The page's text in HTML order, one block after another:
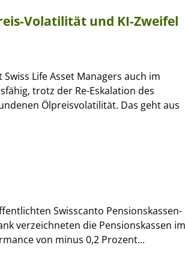
Volatilität und KI-Zweifel
Life Asset Managers auch im
trotz der Re-Eskalation des
Ölpreisvolatilität. Das geht aus
Swisscanto Pensionskassen-
verzeichneten die Pensionskassen im
von minus 0,2 Prozent...